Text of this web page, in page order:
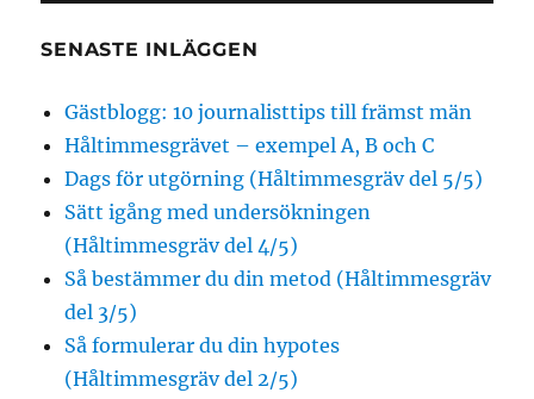
SENASTE INLÄGGEN
Gästblogg: 10 journalisttips till främst män
Håltimmesgrävet – exempel A, B och C
Dags för utgörning (Håltimmesgräv del 5/5)
Sätt igång med undersökningen
(Håltimmesgräv del 4/5)
Så bestämmer du din metod (Håltimmesgräv
del 3/5)
Så formulerar du din hypotes
(Håltimmesgräv del 2/5)